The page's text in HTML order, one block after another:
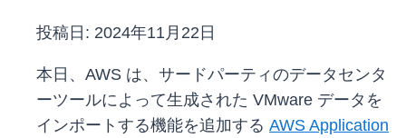
投稿日: 2024年11月22日
本日、AWS は、サードパーティのデータセンタ
ーツールによって生成された VMware データを
インポートする機能を追加する AWS Application